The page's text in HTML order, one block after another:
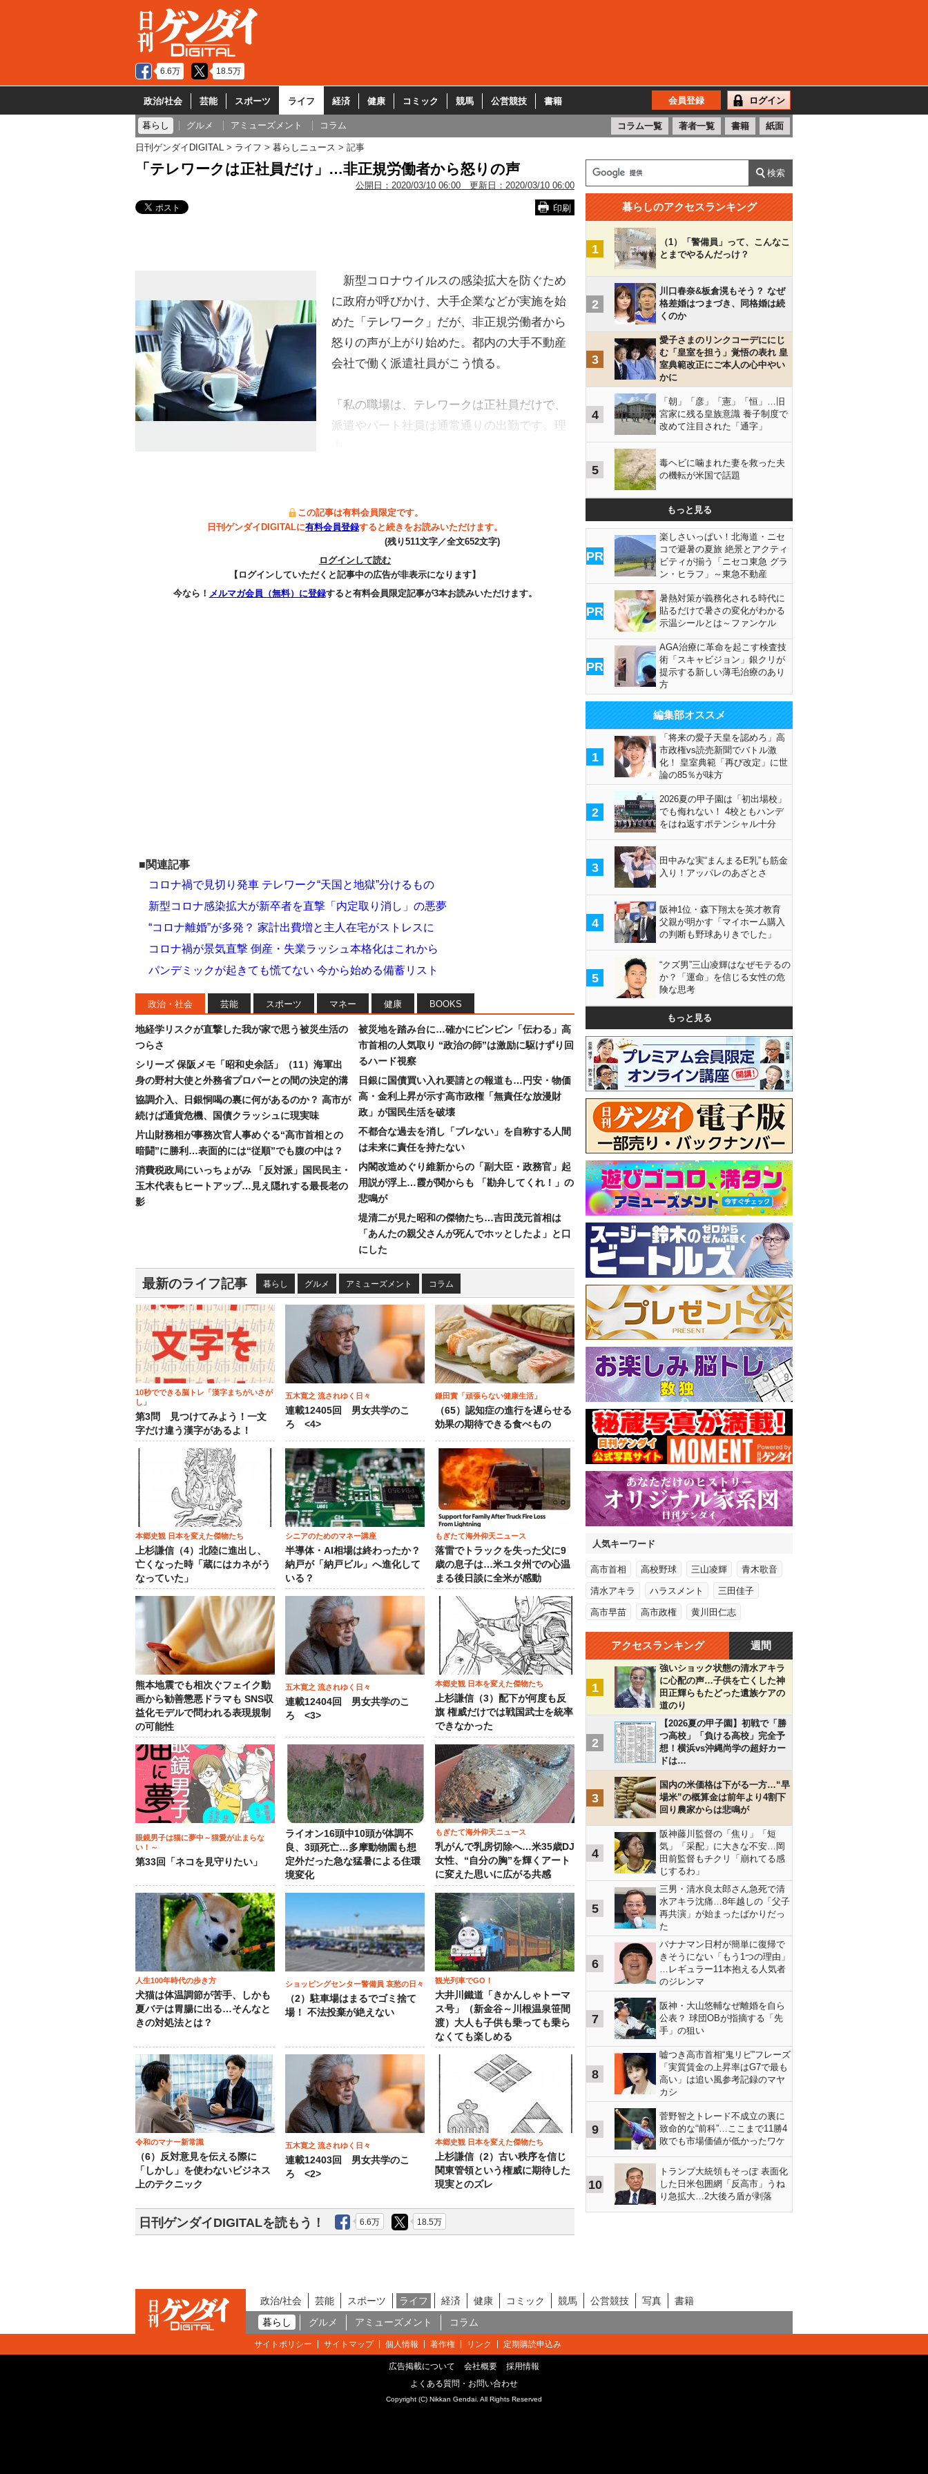
6.6万 18.5万
政治/社会 芸能 スポーツ ライフ 経済 健康 コミック 競馬 公営競技 書籍 会員登録 ログイン
暮らし グルメ アミューズメント コラム コラム一覧 著者一覧 書籍 紙面
日刊ゲンダイDIGITAL ライフ 暮らしニュース 記事
「テレワークは正社員だけ」…非正規労働者から怒りの声
公開日： 2020/03/10 06:00 更新日： 2020/03/10 06:00
印刷
新型コロナウイルスの感染拡大を防ぐため
に政府が呼びかけ、大手企業などが実施を始
めた「テレワーク」だが、非正規労働者から
怒りの声が上がり始めた。都内の大手不動産
会社で働く派遣社員がこう憤る。
「私の職場は、テレワークは正社員だけで、
派遣やパート社員は通常通りの出勤です。理
この記事は有料会員限定です。
日刊ゲンダイDIGITALに有料会員登録すると続きをお読みいただけます。
(残り511文字／全文652文字)
ログインして読む
【ログインしていただくと記事中の広告が非表示になります】
今なら！ メルマガ会員（無料）に登録すると有料会員限定記事が3本お読みいただけます。
■関連記事
コロナ禍で見切り発車 テレワーク“天国と地獄”分けるもの
新型コロナ感染拡大が新卒者を直撃「内定取り消し」の悪夢
“コロナ離婚”が多発？ 家計出費増と主人在宅がストレスに
コロナ禍が景気直撃 倒産・失業ラッシュ本格化はこれから
パンデミックが起きても慌てない 今から始める備蓄リスト
政治・社会 芸能 スポーツ マネー 健康 BOOKS
地経学リスクが直撃した我が家で思う被災生活の
つらさ
シリーズ 保阪メモ「昭和史余話」（11）海軍出
身の野村大使と外務省プロパーとの間の決定的溝
協調介入、日銀恫喝の裏に何があるのか？ 高市が
続けば通貨危機、国債クラッシュに現実味
片山財務相が事務次官人事めぐる“高市首相との
暗闘”に勝利…表面的には“従順”でも腹の中は？
消費税政局にいっちょがみ 「反対派」国民民主・
玉木代表もヒートアップ…見え隠れする最長老の
影
被災地を踏み台に…確かにビンビン「伝わる」高
市首相の人気取り “政治の師”は激励に駆けずり回
るハード視察
日銀に国債買い入れ要請との報道も…円安・物価
高・金利上昇が示す高市政権「無責任な放漫財
政」が国民生活を破壊
不都合な過去を消し「ブレない」を自称する人間
は未来に責任を持たない
内閣改造めぐり維新からの「副大臣・政務官」起
用説が浮上…霞が関からも 「勘弁してくれ！」の
悲鳴が
堤清二が見た昭和の傑物たち…吉田茂元首相は
「あんたの親父さんが死んでホッとしたよ」と口
にした
最新のライフ記事 暮らし グルメ アミューズメント コラム
10秒でできる脳トレ「漢字まちがいさが
し」
第3問 見つけてみよう！一文
字だけ違う漢字があるよ！
五木寛之 流されゆく日々
連載12405回 男女共学のこ
ろ <4>
鎌田實「頑張らない健康生活」
（65）認知症の進行を遅らせる
効果の期待できる食べもの
本郷史観 日本を変えた傑物たち
上杉謙信（4）北陸に進出し、
亡くなった時「蔵にはカネがう
なっていた」
シニアのためのマネー講座
半導体・AI相場は終わったか？
納戸が「納戸ビル」へ進化して
いる？
もぎたて海外仰天ニュース
落雷でトラックを失った父に9
歳の息子は…米ユタ州での心温
まる後日談に全米が感動
熊本地震でも相次ぐフェイク動
画から勧善懲悪ドラマも SNS収
益化モデルで問われる表現規制
の可能性
五木寛之 流されゆく日々
連載12404回 男女共学のこ
ろ <3>
本郷史観 日本を変えた傑物たち
上杉謙信（3）配下が何度も反
旗 権威だけでは戦国武士を統率
できなかった
眼鏡男子は猫に夢中～猫愛が止まらな
い！～
第33回「ネコを見守りたい」
ライオン16頭中10頭が体調不
良、3頭死亡…多摩動物園も想
定外だった急な猛暑による住環
境変化
もぎたて海外仰天ニュース
乳がんで乳房切除へ…米35歳DJ
女性、“自分の胸”を輝くアート
に変えた思いに広がる共感
人生100年時代の歩き方
犬猫は体温調節が苦手、しかも
夏バテは胃腸に出る…そんなと
きの対処法とは？
ショッピングセンター警備員 哀愁の日々
（2）駐車場はまるでゴミ捨て
場！ 不法投棄が絶えない
観光列車でGO！
大井川鐵道「きかんしゃトーマ
ス号」（新金谷～川根温泉笹間
渡）大人も子供も乗っても乗ら
なくても楽しめる
令和のマナー新常識
（6）反対意見を伝える際に
「しかし」を使わないビジネス
上のテクニック
五木寛之 流されゆく日々
連載12403回 男女共学のこ
ろ <2>
本郷史観 日本を変えた傑物たち
上杉謙信（2）古い秩序を信じ
関東管領という権威に期待した
現実とのズレ
日刊ゲンダイDIGITALを読もう！ 6.6万 18.5万
暮らしのアクセスランキング
1
（1）「警備員」って、こんなこ
とまでやるんだっけ？
2
川口春奈&板倉滉もそう？ なぜ
格差婚はつまづき、同格婚は続
くのか
3
愛子さまのリンクコーデににじ
む「皇室を担う」覚悟の表れ 皇
室典範改正にご本人の心中やい
かに
4
「朝」「彦」「憲」「恒」…旧
宮家に残る皇族意識 養子制度で
改めて注目された「通字」
5
毒ヘビに噛まれた妻を救った夫
の機転が米国で話題
もっと見る
PR
楽しさいっぱい！北海道・ニセ
コで避暑の夏旅 絶景とアクティ
ビティが揃う「ニセコ東急 グラ
ン・ヒラフ」～東急不動産
PR
暑熱対策が義務化される時代に
貼るだけで暑さの変化がわかる
示温シールとは～ファンケル
PR
AGA治療に革命を起こす検査技
術「スキャビジョン」銀クリが
提示する新しい薄毛治療のあり
方
編集部オススメ
1
「将来の愛子天皇を認めろ」高
市政権vs読売新聞でバトル激
化！ 皇室典範「再び改定」に世
論の85％が味方
2
2026夏の甲子園は「初出場校」
でも侮れない！ 4校ともハンデ
をはね返すポテンシャル十分
3
田中みな実“まんまるE乳”も筋金
入り！アッパレのあざとさ
4
阪神1位・森下翔太を英才教育
父親が明かす「マイホーム購入
の判断も野球ありきでした」
5
“クズ男”三山凌輝はなぜモテるの
か？「運命」を信じる女性の危
険な思考
もっと見る
人気キーワード
高市首相 高校野球 三山凌輝 青木歌音
清水アキラ ハラスメント 三田佳子
高市早苗 高市政権 黄川田仁志
アクセスランキング 週間
1
強いショック状態の清水アキラ
に心配の声…子供を亡くした神
田正輝らもたどった遺族ケアの
道のり
2
【2026夏の甲子園】初戦で「勝
つ高校」「負ける高校」完全予
想！横浜vs沖縄尚学の超好カー
ドは…
3
国内の米価格は下がる一方…“早
場米”の概算金は前年より4割下
回り農家からは悲鳴が
4
阪神藤川監督の「焦り」「短
気」「采配」に大きな不安…岡
田前監督もチクリ「崩れてる感
じするわ」
5
三男・清水良太郎さん急死で清
水アキラ沈痛…8年越しの「父子
再共演」が始まったばかりだっ
た
6
バナナマン日村が簡単に復帰で
きそうにない「もう1つの理由」
…レギュラー11本抱える人気者
のジレンマ
7
阪神・大山悠輔なぜ離婚を自ら
公表？ 球団OBが指摘する「先
手」の狙い
8
嘘つき高市首相“鬼リピ”フレーズ
「実質賃金の上昇率はG7で最も
高い」は追い風参考記録のマヤ
カシ
9
菅野智之トレード不成立の裏に
致命的な“前科”…ここまで11勝4
敗でも市場価値が低かったワケ
10
トランプ大統領もそっぽ 表面化
した日米包囲網「反高市」うね
り急拡大…2大後ろ盾が剥落
政治/社会 芸能 スポーツ ライフ 経済 健康 コミック 競馬 公営競技 写真
書籍
暮らし
グルメ アミューズメント コラム
サイトポリシー サイトマップ 個人情報 著作権 リンク 定期購読申込み
広告掲載について 会社概要
採用情報
よくある質問・お問い合わせ
Copyright (C) Nikkan Gendai. All Rights Reserved